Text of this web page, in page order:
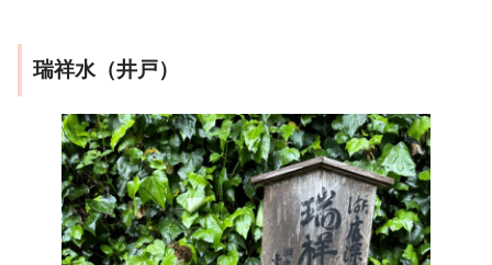
瑞祥水（井戸）